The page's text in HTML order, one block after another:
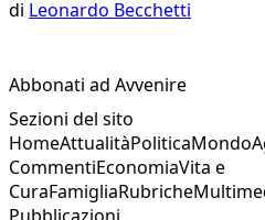
di Leonardo Becchetti
Abbonati ad Avvenire
Sezioni del sito
HomeAttualitàPoliticaMondo
CommentiEconomiaVita e
CuraFamigliaRubriche